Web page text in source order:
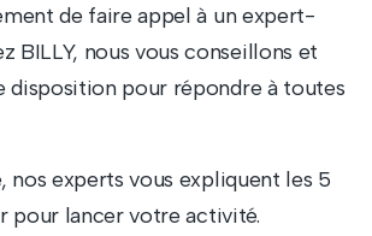
de faire appel à un expert-
BILLY, nous vous conseillons et
disposition pour répondre à toutes
nos experts vous expliquent les 5
pour lancer votre activité.